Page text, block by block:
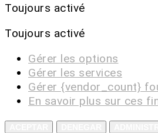
Toujours activé
Toujours activé
Gérer les options
Gérer les services
Gérer {vendor_count}
En savoir plus sur ces